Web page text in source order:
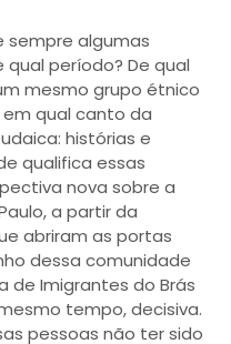
sempre algumas
período? De qual
mesmo grupo étnico
em qual canto da
histórias e
qualifica essas
nova sobre a
a partir da
abriram as portas
dessa comunidade
de Imigrantes do Brás
tempo, decisiva.
pessoas não ter sido